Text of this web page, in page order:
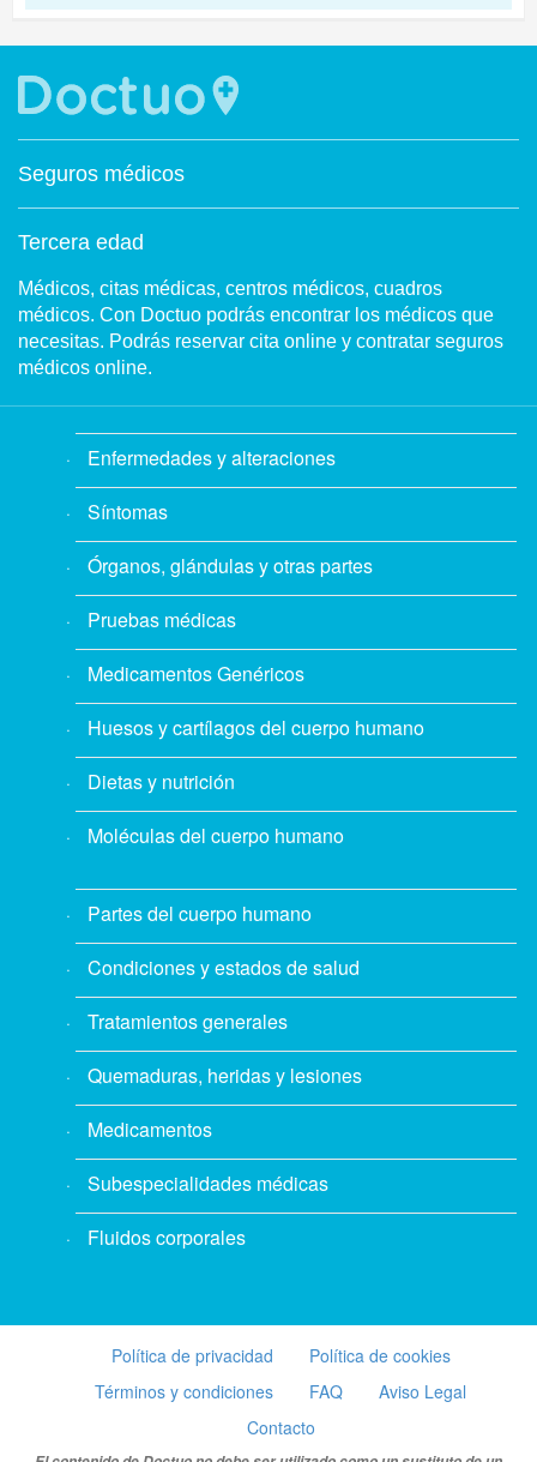
Seguros médicos
Tercera edad
Médicos, citas médicas, centros médicos, cuadros
médicos. Con Doctuo podrás encontrar los médicos que
necesitas. Podrás reservar cita online y contratar seguros
médicos online.
Enfermedades y alteraciones
Síntomas
Órganos, glándulas y otras partes
Pruebas médicas
Medicamentos Genéricos
Huesos y cartílagos del cuerpo humano
Dietas y nutrición
Moléculas del cuerpo humano
Partes del cuerpo humano
Condiciones y estados de salud
Tratamientos generales
Quemaduras, heridas y lesiones
Medicamentos
Subespecialidades médicas
Fluidos corporales
Política de privacidad
Política de cookies
Términos y condiciones
FAQ
Aviso Legal
Contacto